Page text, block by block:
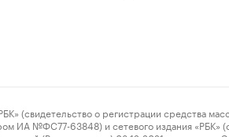
о регистрации средства
ИА №ФС77-63848) и сетевого издания «РБК»